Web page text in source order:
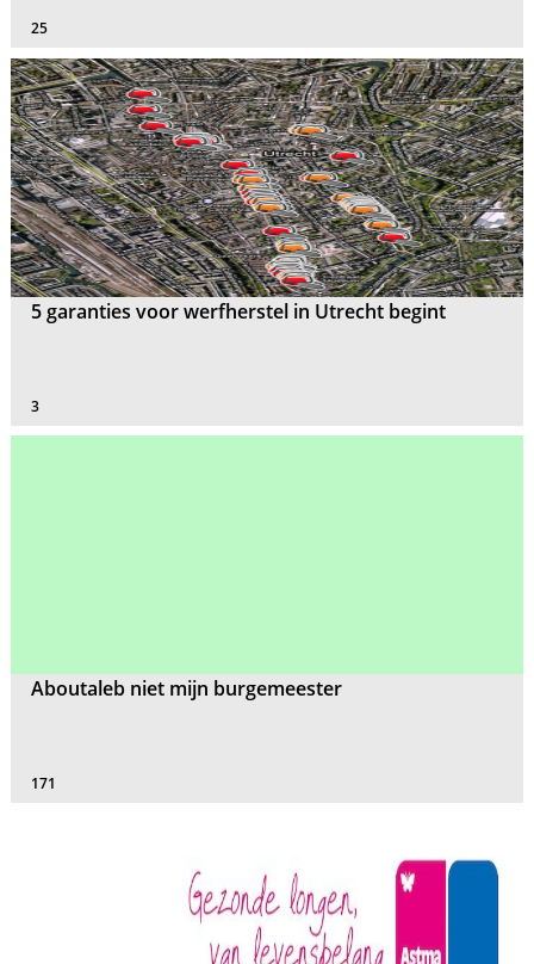
25
5 garanties voor werfherstel in Utrecht begint
3
Aboutaleb niet mijn burgemeester
171